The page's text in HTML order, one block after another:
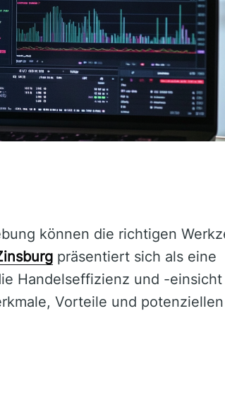
können die richtigen
präsentiert sich als eine
Handelseffizienz und -einsicht
Vorteile und